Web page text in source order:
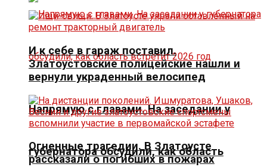
Напрямую с главами. На заседании у
губернатора обсудили, как область
И к себе в гараж поставил.
Златоустовские полицейские нашли и
вернули украденный велосипед
Огненные трагедии. В Златоусте
рассказали о погибших в пожарах